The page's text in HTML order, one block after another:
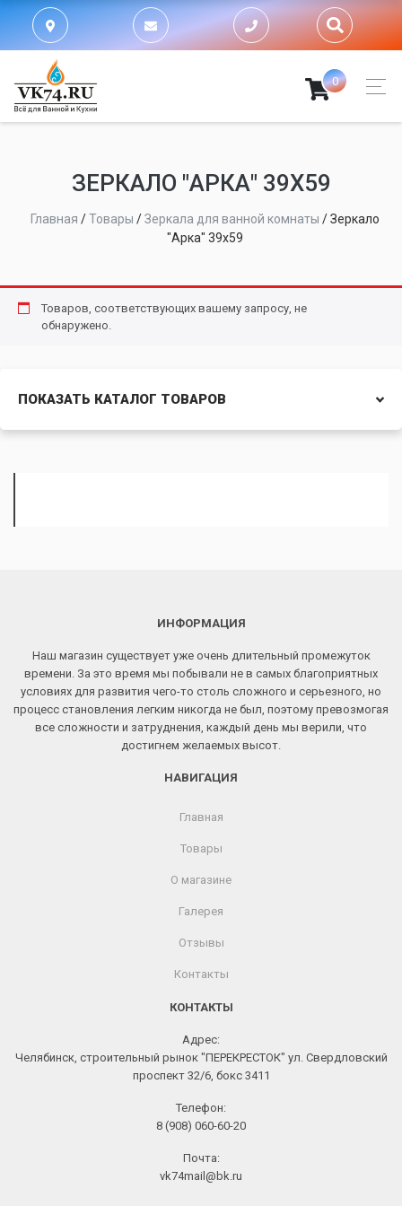
0
ЗЕРКАЛО "АРКА" 39Х59
Главная /Товары /Зеркала для ванной комнаты /Зеркало
"Арка" 39х59
Товаров, соответствующих вашему запросу, не
обнаружено.
ПОКАЗАТЬ КАТАЛОГ ТОВАРОВ
ИНФОРМАЦИЯ
Наш магазин существует уже очень длительный промежуток
времени. За это время мы побывали не в самых благоприятных
условиях для развития чего-то столь сложного и серьезного, но
процесс становления легким никогда не был, поэтому превозмогая
все сложности и затруднения, каждый день мы верили, что
достигнем желаемых высот.
НАВИГАЦИЯ
Главная
Товары
О магазине
Галерея
Отзывы
Контакты
КОНТАКТЫ
Адрес:
Челябинск, строительный рынок "ПЕРЕКРЕСТОК" ул. Свердловский
проспект 32/6, бокс 3411
Телефон:
8 (908) 060-60-20
Почта:
vk74mail@bk.ru